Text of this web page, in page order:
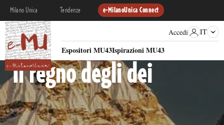
Milano Unica Tendenze e-MilanoUnica Connect
Espositori MU43Ispirazioni MU43
Accedi IT
Il regno degli dei
RACCONTO MATERICO